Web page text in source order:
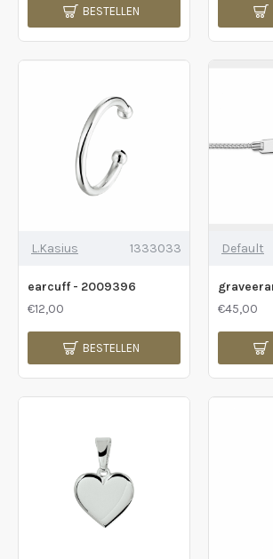
BESTELLEN
L.Kasius 1333033
earcuff - 2009396
€12,00
BESTELLEN
Default
€45,00